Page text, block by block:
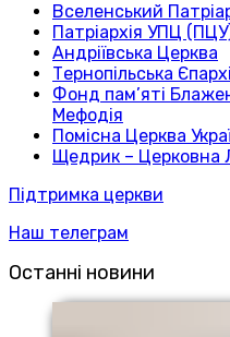
Вселенський
Патріархія УПЦ
Андріївська Церква
Тернопільська
Фонд пам’яті
Мефодія
Помісна Церква
Щедрик – Церковна
Підтримка церкви
Наш телеграм
Останні новини